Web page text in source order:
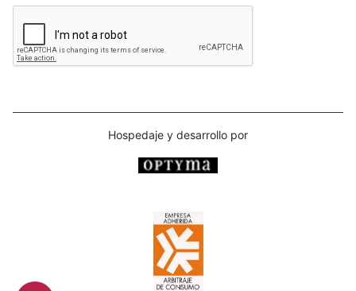
Hospedaje y desarrollo por